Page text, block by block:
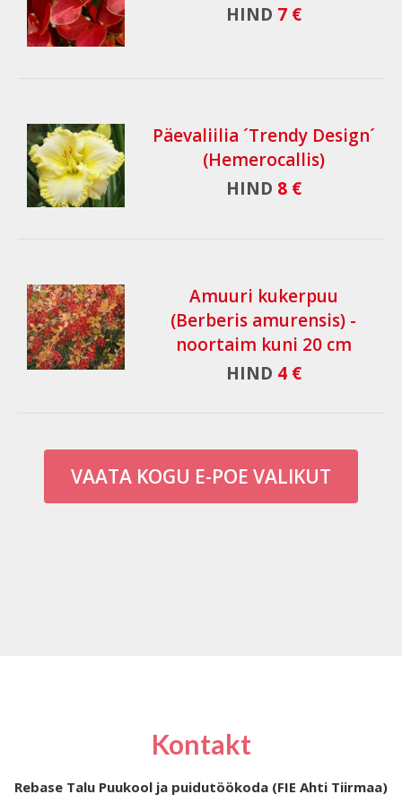
HIND 7 €
Päevaliilia ´Trendy Design´
(Hemerocallis)
HIND 8 €
Amuuri kukerpuu
(Berberis amurensis) -
noortaim kuni 20 cm
HIND 4 €
VAATA KOGU E-POE VALIKUT
Kontakt
Rebase Talu Puukool ja puidutöökoda (FIE Ahti Tiirmaa)